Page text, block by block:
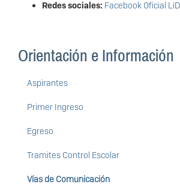
Redes sociales: Facebook Oficial
Orientación e Información
Aspirantes
Primer Ingreso
Egreso
Tramites Control Escolar
Vías de Comunicación